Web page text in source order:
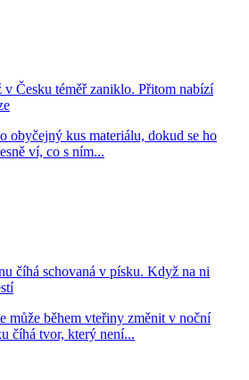
v Česku téměř zaniklo. Přitom nabízí
obyčejný kus materiálu, dokud se ho
ví, co s ním...
číhá schovaná v písku. Když na ni
může během vteřiny změnit v noční
číhá tvor, který není...